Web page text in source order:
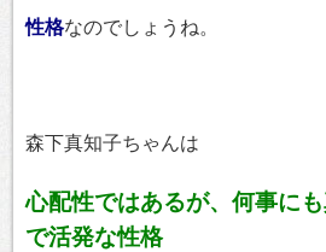
性格なのでしょうね。
森下真知子ちゃんは
心配性ではあるが、何事に
で活発な性格